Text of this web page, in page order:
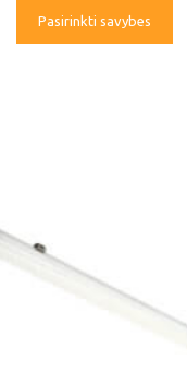
Pasirinkti savybes